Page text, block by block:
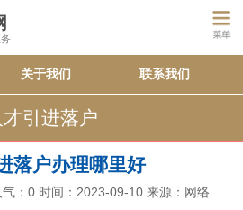
关于我们 联系我们
才引进落户
落户办理哪里好
气： 0 时间：2023-09-10 来源：网络